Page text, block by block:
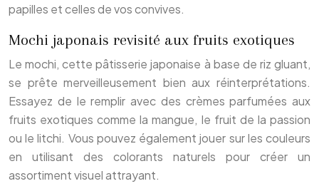
papilles et celles de vos convives.
Mochi japonais revisité aux fruits exotiques
Le mochi, cette pâtisserie japonaise à base de riz gluant,
se prête merveilleusement bien aux réinterprétations.
Essayez de le remplir avec des crèmes parfumées aux
fruits exotiques comme la mangue, le fruit de la passion
ou le litchi. Vous pouvez également jouer sur les couleurs
en utilisant des colorants naturels pour créer un
assortiment visuel attrayant.